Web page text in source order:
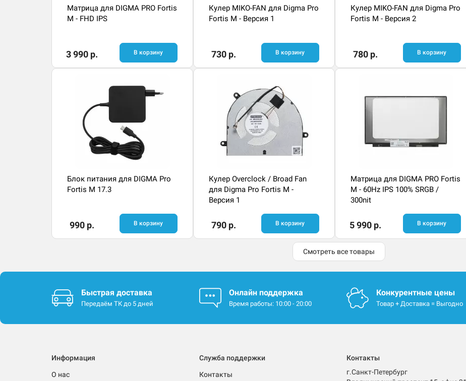
Матрица для DIGMA PRO Fortis
M - FHD IPS
3 990 р. В корзину
Кулер MIKO-FAN для Digma Pro
Fortis M - Версия 1
730 р. В корзину
Кулер MIKO-FAN для Digma Pro
Fortis M - Версия 2
780 р. В корзину
Блок питания для DIGMA Pro
Fortis M 17.3
990 р. В корзину
Кулер Overclock / Broad Fan
для Digma Pro Fortis M -
Версия 1
790 р. В корзину
Матрица для DIGMA PRO Fortis
M - 60Hz IPS 100% SRGB /
300nit
5 990 р. В корзину
Смотреть все товары
Быстрая доставка
Передаём ТК до 5 дней
Онлайн поддержка
Время работы: 10:00 - 20:00
Конкурентные цены
Товар + Доставка = Выгодно
Информация
О нас
Служба поддержки
Контакты
Контакты
г.Санкт-Петербург